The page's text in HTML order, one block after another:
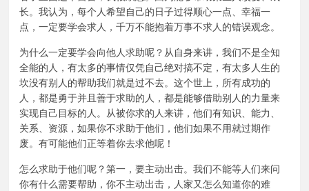
长。我认为，每个人希望自己的日子过得顺心一点、幸福一
点，一定要学会求人，千万不能抱着万事不求人的错误观念。
为什么一定要学会向他人求助呢？从自身来讲，我们不是全知
全能的人，有太多的事情仅凭自己绝对搞不定，有太多人生的
坎没有别人的帮助我们就是过不去。这个世上，所有成功的
人，都是勇于并且善于求助的人，都是能够借助别人的力量来
实现自己目标的人。从被你求的人来讲，他们有知识、能力、
关系、资源，如果你不求助于他们，他们如果不用就过期作
废。有可能他们正等着你去求他呢！
怎么求助于他们呢？第一，要主动出击。我们不能等人们来问
你有什么需要帮助，你不主动出击，人家又怎么知道你的难